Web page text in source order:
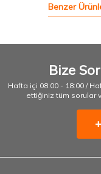
Benzer
Bize
Hafta içi 08:00 - 18:00 /
ettiğiniz tüm sorular